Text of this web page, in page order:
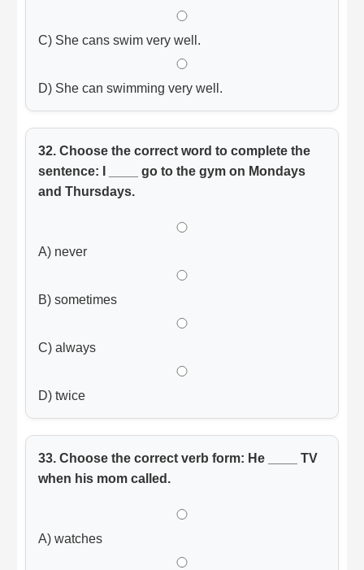
C) She cans swim very well.
D) She can swimming very well.
32. Choose the correct word to complete the
sentence: I ____ go to the gym on Mondays
and Thursdays.
A) never
B) sometimes
C) always
D) twice
33. Choose the correct verb form: He ____ TV
when his mom called.
A) watches